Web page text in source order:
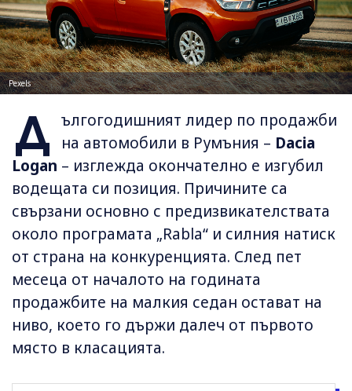
Pexels
Д ългогодишният лидер по продажби
на автомобили в Румъния – Dacia
Logan – изглежда окончателно е изгубил
водещата си позиция. Причините са
свързани основно с предизвикателствата
около програмата „Rabla“ и силния натиск
от страна на конкуренцията. След пет
месеца от началото на годината
продажбите на малкия седан остават на
ниво, което го държи далеч от първото
място в класацията.